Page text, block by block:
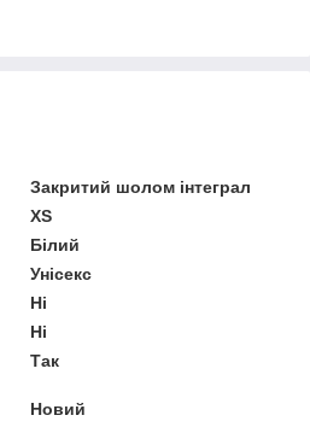
Закритий шолом інтеграл
XS
Білий
Унісекс
Ні
Ні
Так
Новий